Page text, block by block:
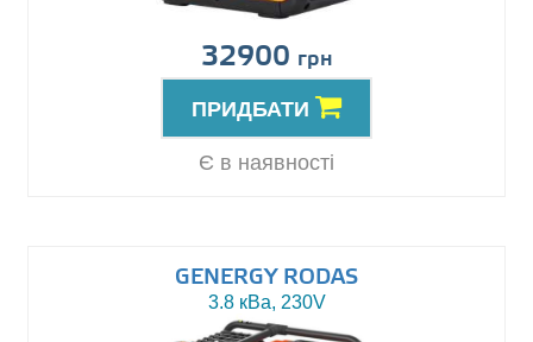
32900 грн
ПРИДБАТИ
Є в наявності
GENERGY RODAS
3.8 кВа, 230V